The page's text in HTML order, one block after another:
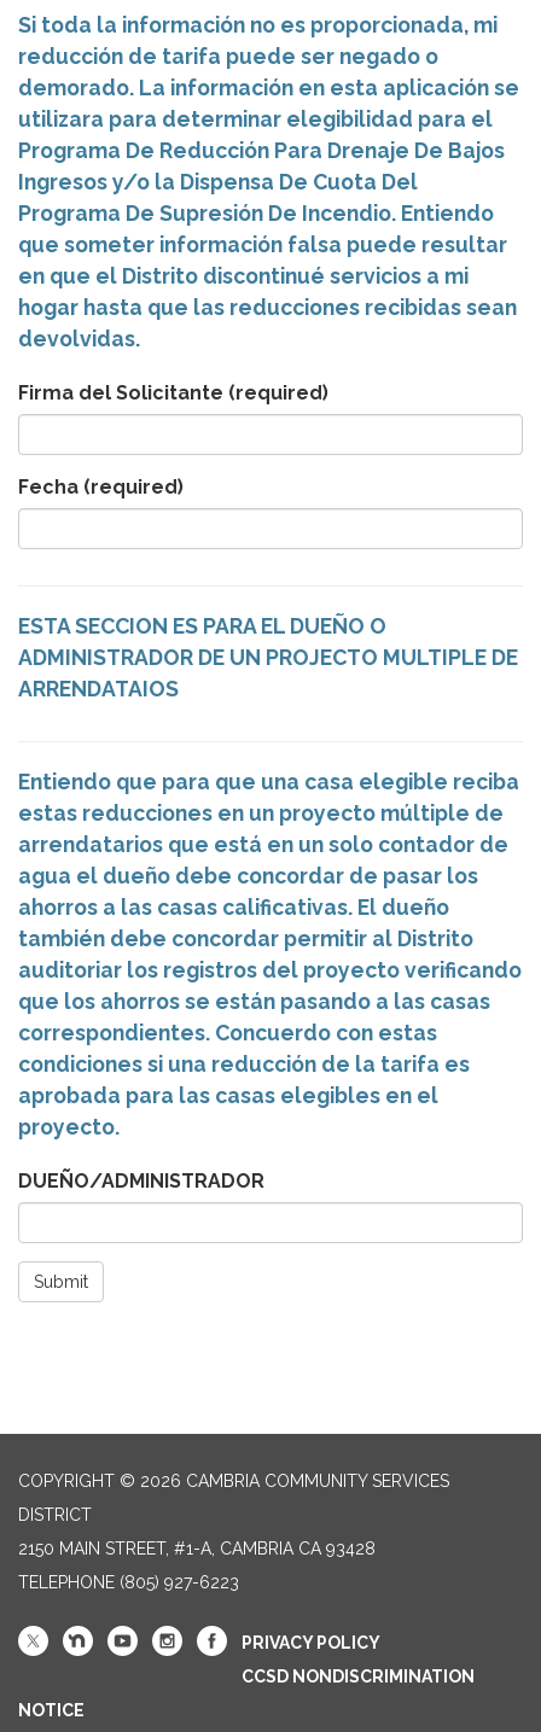
Si toda la información no es proporcionada, mi
reducción de tarifa puede ser negado o
demorado. La información en esta aplicación se
utilizara para determinar elegibilidad para el
Programa De Reducción Para Drenaje De Bajos
Ingresos y/o la Dispensa De Cuota Del
Programa De Supresión De Incendio. Entiendo
que someter información falsa puede resultar
en que el Distrito discontinué servicios a mi
hogar hasta que las reducciones recibidas sean
devolvidas.
Firma del Solicitante (required)
Fecha (required)
ESTA SECCION ES PARA EL DUEÑO O
ADMINISTRADOR DE UN PROJECTO MULTIPLE DE
ARRENDATAIOS
Entiendo que para que una casa elegible reciba
estas reducciones en un proyecto múltiple de
arrendatarios que está en un solo contador de
agua el dueño debe concordar de pasar los
ahorros a las casas calificativas. El dueño
también debe concordar permitir al Distrito
auditoriar los registros del proyecto verificando
que los ahorros se están pasando a las casas
correspondientes. Concuerdo con estas
condiciones si una reducción de la tarifa es
aprobada para las casas elegibles en el
proyecto.
DUEÑO/ADMINISTRADOR
Submit
COPYRIGHT © 2026 CAMBRIA COMMUNITY SERVICES
DISTRICT
2150 MAIN STREET, #1-A, CAMBRIA CA 93428
TELEPHONE (805) 927-6223
PRIVACY POLICY
CCSD NONDISCRIMINATION
NOTICE